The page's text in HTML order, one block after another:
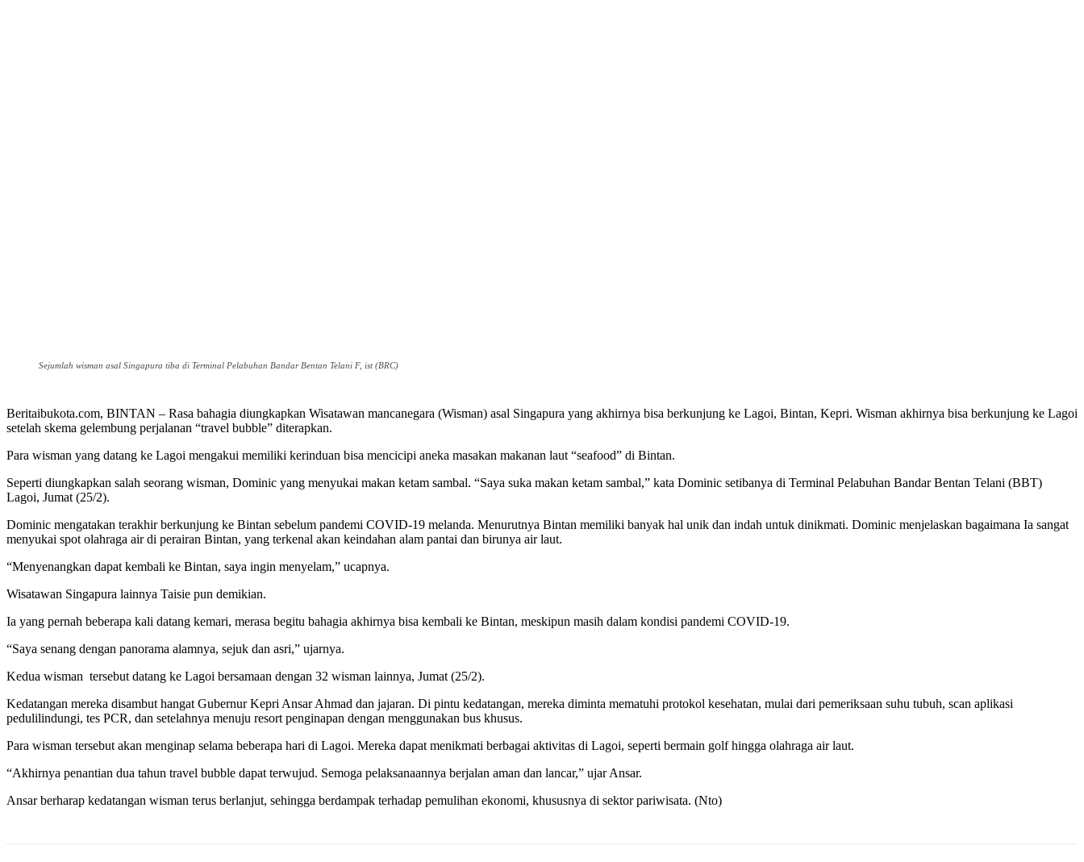
Sejumlah wisman asal Singapura tiba di Terminal Pelabuhan Bandar Bentan Telani F, ist (BRC)
Beritaibukota.com, BINTAN – Rasa bahagia diungkapkan Wisatawan mancanegara (Wisman) asal Singapura yang akhirnya bisa berkunjung ke Lagoi, Bintan, Kepri. Wisman akhirnya bisa berkunjung ke Lagoi
setelah skema gelembung perjalanan “travel bubble” diterapkan.
Para wisman yang datang ke Lagoi mengakui memiliki kerinduan bisa mencicipi aneka masakan makanan laut “seafood” di Bintan.
Seperti diungkapkan salah seorang wisman, Dominic yang menyukai makan ketam sambal. “Saya suka makan ketam sambal,” kata Dominic setibanya di Terminal Pelabuhan Bandar Bentan Telani (BBT)
Lagoi, Jumat (25/2).
Dominic mengatakan terakhir berkunjung ke Bintan sebelum pandemi COVID-19 melanda. Menurutnya Bintan memiliki banyak hal unik dan indah untuk dinikmati. Dominic menjelaskan bagaimana Ia sangat
menyukai spot olahraga air di perairan Bintan, yang terkenal akan keindahan alam pantai dan birunya air laut.
“Menyenangkan dapat kembali ke Bintan, saya ingin menyelam,” ucapnya.
Wisatawan Singapura lainnya Taisie pun demikian.
Ia yang pernah beberapa kali datang kemari, merasa begitu bahagia akhirnya bisa kembali ke Bintan, meskipun masih dalam kondisi pandemi COVID-19.
“Saya senang dengan panorama alamnya, sejuk dan asri,” ujarnya.
Kedua wisman tersebut datang ke Lagoi bersamaan dengan 32 wisman lainnya, Jumat (25/2).
Kedatangan mereka disambut hangat Gubernur Kepri Ansar Ahmad dan jajaran. Di pintu kedatangan, mereka diminta mematuhi protokol kesehatan, mulai dari pemeriksaan suhu tubuh, scan aplikasi
pedulilindungi, tes PCR, dan setelahnya menuju resort penginapan dengan menggunakan bus khusus.
Para wisman tersebut akan menginap selama beberapa hari di Lagoi. Mereka dapat menikmati berbagai aktivitas di Lagoi, seperti bermain golf hingga olahraga air laut.
“Akhirnya penantian dua tahun travel bubble dapat terwujud. Semoga pelaksanaannya berjalan aman dan lancar,” ujar Ansar.
Ansar berharap kedatangan wisman terus berlanjut, sehingga berdampak terhadap pemulihan ekonomi, khususnya di sektor pariwisata. (Nto)